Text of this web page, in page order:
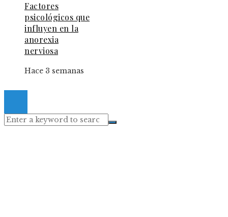
Factores
psicológicos que
influyen en la
anorexia
nerviosa
Hace 3 semanas